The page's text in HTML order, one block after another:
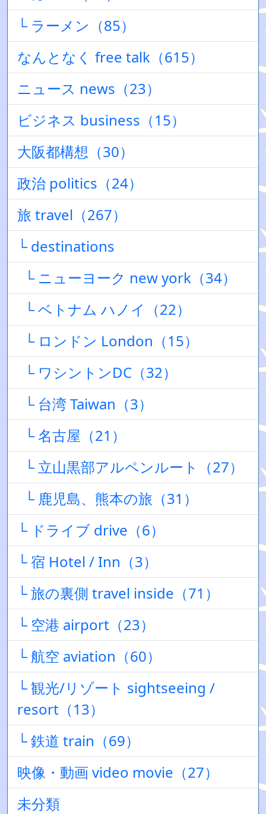
└ ラーメン（85）
なんとなく free talk（615）
ニュース news（23）
ビジネス business（15）
大阪都構想（30）
政治 politics（24）
旅 travel（267）
└ destinations
└ ニューヨーク new york（34）
└ ベトナム ハノイ（22）
└ ロンドン London（15）
└ ワシントンDC（32）
└ 台湾 Taiwan（3）
└ 名古屋（21）
└ 立山黒部アルペンルート（27）
└ 鹿児島、熊本の旅（31）
└ ドライブ drive（6）
└ 宿 Hotel / Inn（3）
└ 旅の裏側 travel inside（71）
└ 空港 airport（23）
└ 航空 aviation（60）
└ 観光/リゾート sightseeing /
resort（13）
└ 鉄道 train（69）
映像・動画 video movie（27）
未分類